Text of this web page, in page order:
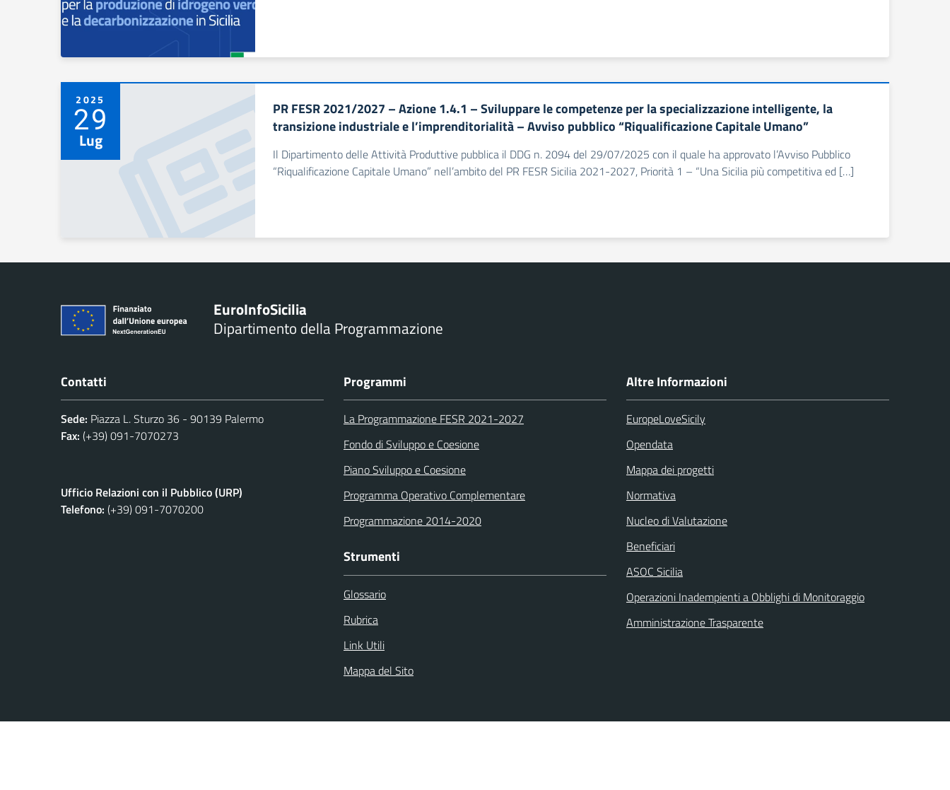
2025
29
Lug
PR FESR 2021/2027 – Azione 1.4.1 – Sviluppare le competenze per la specializzazione intelligente, la
transizione industriale e l’imprenditorialità – Avviso pubblico “Riqualificazione Capitale Umano”
Il Dipartimento delle Attività Produttive pubblica il DDG n. 2094 del 29/07/2025 con il quale ha approvato l’Avviso Pubblico
“Riqualificazione Capitale Umano” nell’ambito del PR FESR Sicilia 2021-2027, Priorità 1 – “Una Sicilia più competitiva ed […]
EuroInfoSicilia
Dipartimento della Programmazione
Contatti
Sede: Piazza L. Sturzo 36 - 90139 Palermo
Fax: (+39) 091-7070273
Ufficio Relazioni con il Pubblico (URP)
Telefono: (+39) 091-7070200
Programmi
La Programmazione FESR 2021-2027
Fondo di Sviluppo e Coesione
Piano Sviluppo e Coesione
Programma Operativo Complementare
Programmazione 2014-2020
Strumenti
Glossario
Rubrica
Link Utili
Mappa del Sito
Altre Informazioni
EuropeLoveSicily
Opendata
Mappa dei progetti
Normativa
Nucleo di Valutazione
Beneficiari
ASOC Sicilia
Operazioni Inadempienti a Obblighi di Monitoraggio
Amministrazione Trasparente